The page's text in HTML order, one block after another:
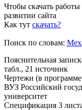
Чтобы скачать работы
развитии сайта
Как тут скачать?
Поиск по словам:
Пояснительная
табл., 21 источник
Чертежи (в
ВУЗ Российский
университет
Спецификация 3